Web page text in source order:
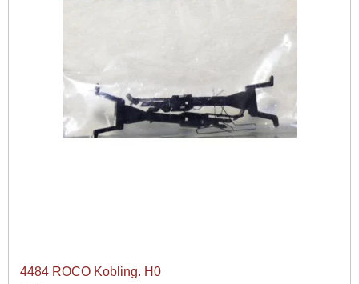
4484 ROCO Kobling. H0